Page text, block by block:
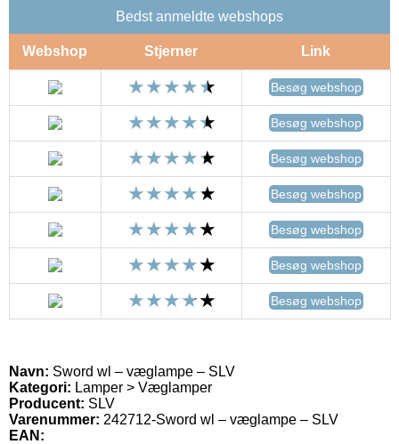
Bedst anmeldte webshops
Webshop Stjerner Link
Besøg webshop
Besøg webshop
Besøg webshop
Besøg webshop
Besøg webshop
Besøg webshop
Besøg webshop
Navn: Sword wl – væglampe – SLV
Kategori: Lamper > Væglamper
Producent: SLV
Varenummer: 242712-Sword wl – væglampe – SLV
EAN: